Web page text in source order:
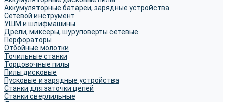
Аккумуляторные батареи, зарядные устройства
Сетевой инструмент
УШМ и шлифмашины
Дрели, миксеры, шуруповерты сетевые
Перфораторы
Отбойные молотки
Точильные станки
Торцовочные пилы
Пилы дисковые
Пусковые и зарядные устройства
Станки для заточки цепей
Станки сверлильные